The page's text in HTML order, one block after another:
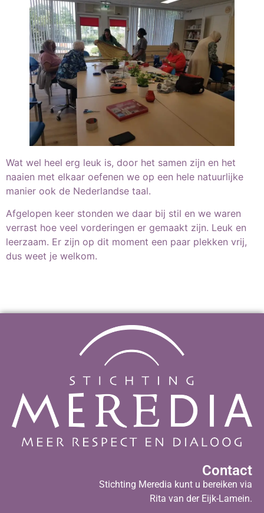
Wat wel heel erg leuk is, door het samen zijn en het
naaien met elkaar oefenen we op een hele natuurlijke
manier ook de Nederlandse taal.
Afgelopen keer stonden we daar bij stil en we waren
verrast hoe veel vorderingen er gemaakt zijn. Leuk en
leerzaam. Er zijn op dit moment een paar plekken vrij,
dus weet je welkom.
Contact
Stichting Meredia kunt u bereiken via
Rita van der Eijk-Lamein.